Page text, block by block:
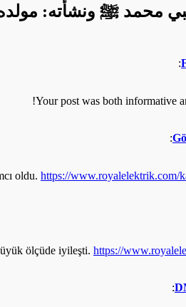
محمد ﷺ ونشأته:
:
Your post was both informative
:
oldu. https://www.royalelektrik.com/
ölçüde iyileşti. https://
: